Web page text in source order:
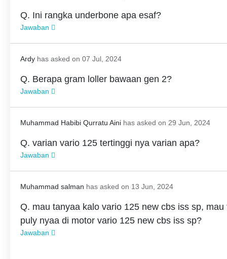
Q. Ini rangka underbone apa esaf?
Jawaban
Ardy has asked on 07 Jul, 2024
Q. Berapa gram loller bawaan gen 2?
Jawaban
Muhammad Habibi Qurratu Aini has asked on 29 Jun, 2024
Q. varian vario 125 tertinggi nya varian apa?
Jawaban
Muhammad salman has asked on 13 Jun, 2024
Q. mau tanyaa kalo vario 125 new cbs iss sp,
puly nyaa di motor vario 125 new cbs iss sp?
Jawaban